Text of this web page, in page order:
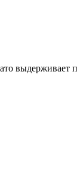
выдерживает